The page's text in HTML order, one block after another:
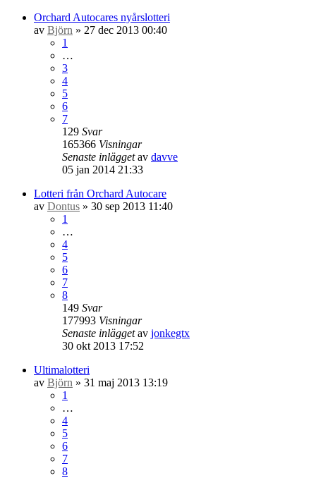
Orchard Autocares nyårslotteri
av Björn » 27 dec 2013 00:40
1
…
3
4
5
6
7
129 Svar
165366 Visningar
Senaste inläggetav davve
05 jan 2014 21:33
Lotteri från Orchard Autocare
av Dontus » 30 sep 2013 11:40
1
…
4
5
6
7
8
149 Svar
177993 Visningar
Senaste inläggetav jonkegtx
30 okt 2013 17:52
Ultimalotteri
av Björn » 31 maj 2013 13:19
1
…
4
5
6
7
8